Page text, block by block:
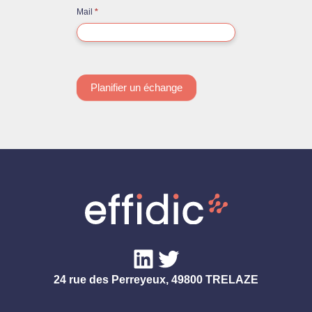
Mail *
Planifier un échange
LinkedIn Twitter
24 rue des Perreyeux, 49800 TRELAZE